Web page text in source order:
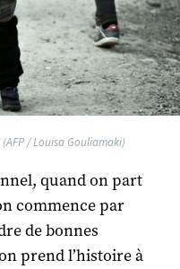
/ Louisa Gouliamaki)
quand on part
commence par
de bonnes
prend l’histoire à